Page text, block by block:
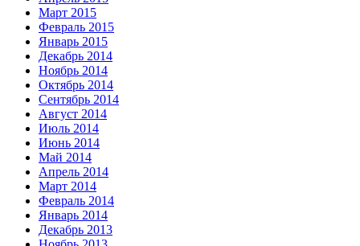
Март 2015
Февраль 2015
Январь 2015
Декабрь 2014
Ноябрь 2014
Октябрь 2014
Сентябрь 2014
Август 2014
Июль 2014
Июнь 2014
Май 2014
Апрель 2014
Март 2014
Февраль 2014
Январь 2014
Декабрь 2013